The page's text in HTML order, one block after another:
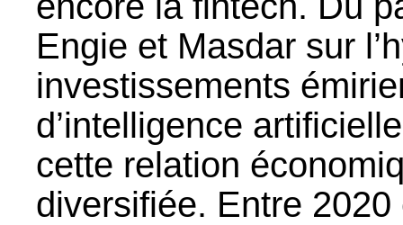
Engie et Masdar sur
investissements
d’intelligence
cette relation
diversifiée. Entre